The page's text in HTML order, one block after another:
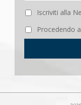
Iscriviti alla
Procedendo